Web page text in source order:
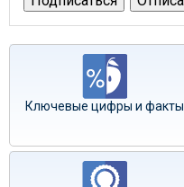
Ключевые цифры и факты